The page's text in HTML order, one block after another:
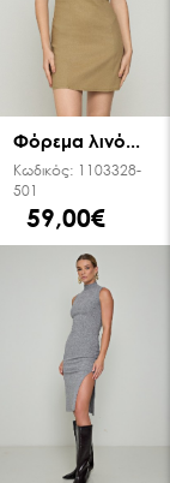
Φόρεμα λινό...
Κωδικός: 1103328-
501
59,00€